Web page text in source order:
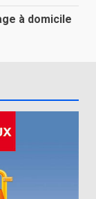
à domicile